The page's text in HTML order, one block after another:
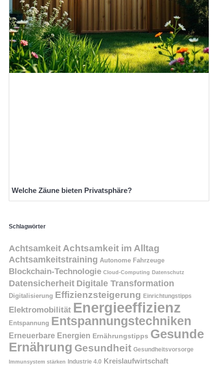
Welche Zäune bieten Privatsphäre?
Schlagwörter
Achtsamkeit Achtsamkeit im Alltag
Achtsamkeitstraining Autonome Fahrzeuge
Blockchain-Technologie Cloud-Computing Datenschutz
Datensicherheit Digitale Transformation
Digitalisierung Effizienzsteigerung Einrichtungstipps
Elektromobilität Energieeffizienz
Entspannung Entspannungstechniken
Erneuerbare Energien Ernährungstipps Gesunde
Ernährung Gesundheit Gesundheitsvorsorge
Immunsystem stärken Industrie 4.0 Kreislaufwirtschaft